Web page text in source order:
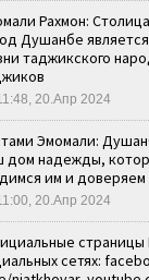
Рахмон:
Душанбе
таджикского
20.Апр 2024
Эмомали:
дом надежды,
им и доверяем
20.Апр 2024
страницы
сетях: